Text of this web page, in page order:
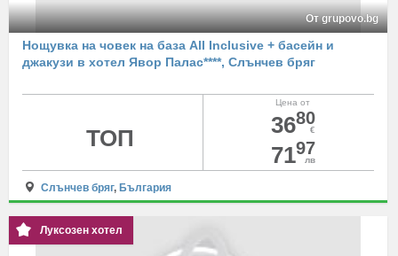
От grupovo.bg
Нощувка на човек на база All Inclusive + басейн и
джакузи в хотел Явор Палас****, Слънчев бряг
Цена от
3680
€
7197
лв
ТОП
Слънчев бряг, България
Луксозен хотел